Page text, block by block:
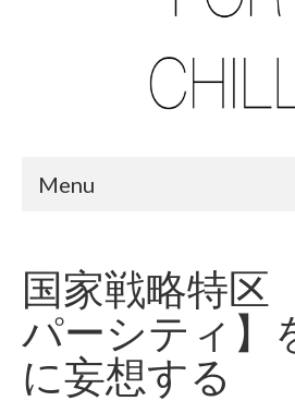
Menu
420 shibuya_info
420 shibuya_access
420 shibuya_shop
国家戦略特区
パーシティ】
に妄想する